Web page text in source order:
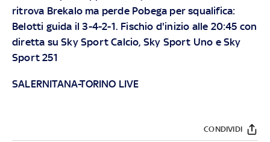
ritrova Brekalo ma perde Pobega per squalifica:
Belotti guida il 3-4-2-1. Fischio d'inizio alle 20:45 con
diretta su Sky Sport Calcio, Sky Sport Uno e Sky
Sport 251
SALERNITANA-TORINO LIVE
CONDIVIDI